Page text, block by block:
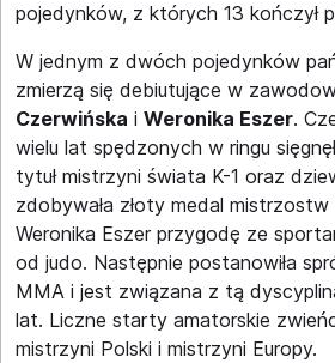
pojedynków, z których 13 kończył
W jednym z dwóch pojedynków
zmierzą się debiutujące w
Czerwińska i Weronika Eszer.
wielu lat spędzonych w ringu
tytuł mistrzyni świata K-1 oraz
zdobywała złoty medal mistrzostw
Weronika Eszer przygodę ze
od judo. Następnie postanowiła
MMA i jest związana z tą
lat. Liczne starty amatorskie
mistrzyni Polski i mistrzyni Europy.